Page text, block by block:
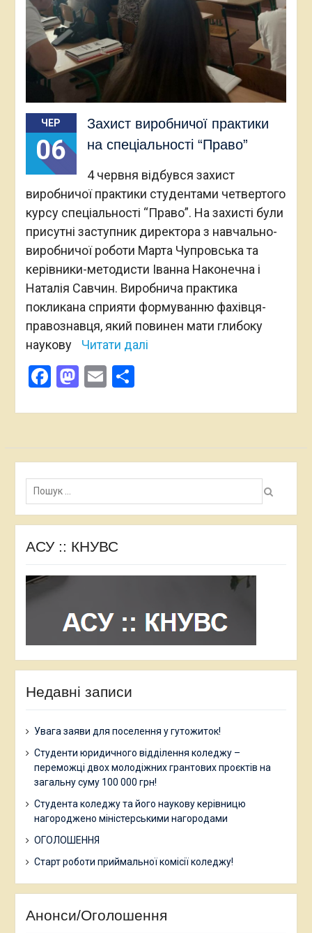
ЧЕР
06
Захист виробничої практики
на спеціальності “Право”
4 червня відбувся захист
виробничої практики студентами четвертого
курсу спеціальності “Право”. На захисті були
присутні заступник директора з навчально-
виробничої роботи Марта Чупровська та
керівники-методисти Іванна Наконечна і
Наталія Савчин. Виробнича практика
покликана сприяти формуванню фахівця-
правознавця, який повинен мати глибоку
наукову
Читати далі
Facebook
Mastodon
EmailПоділитися
Пошук:
АСУ :: КНУВС
Недавні записи
Увага заяви для поселення у гутожиток!
Студенти юридичного відділення коледжу –
переможці двох молодіжних грантових проєктів на
загальну суму 100 000 грн!
Студента коледжу та його наукову керівницю
нагороджено міністерськими нагородами
ОГОЛОШЕННЯ
Старт роботи приймальної комісії коледжу!
Анонси/Оголошення